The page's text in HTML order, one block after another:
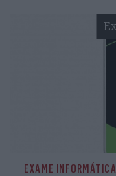
EXAME INFORMÁTICA